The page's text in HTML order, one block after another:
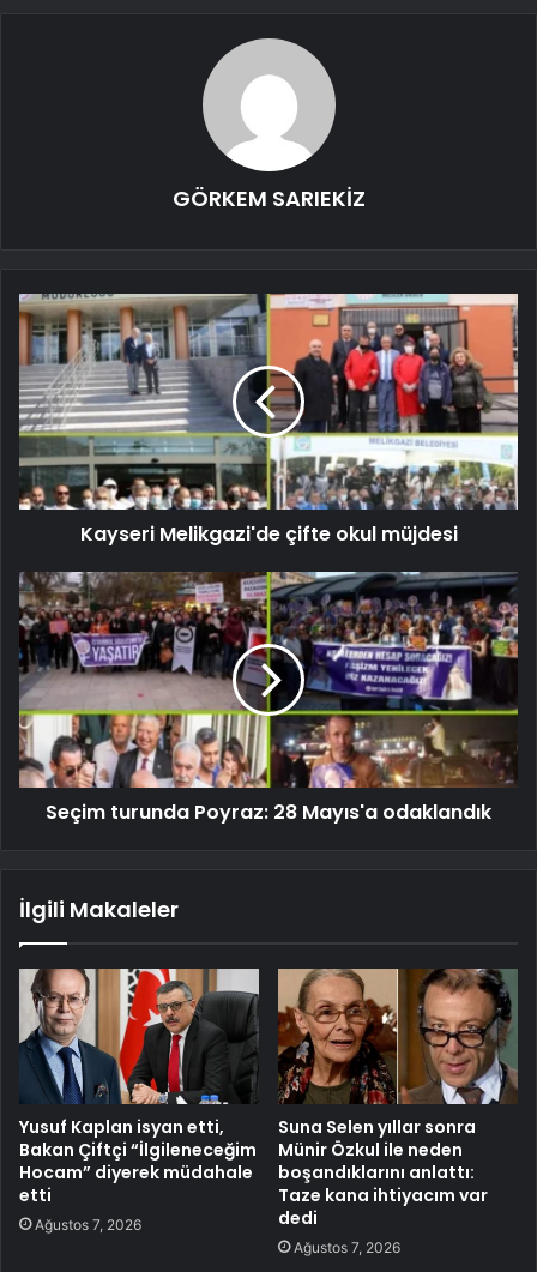
GÖRKEM SARIEKİZ
Kayseri Melikgazi'de çifte okul müjdesi
Seçim turunda Poyraz: 28 Mayıs'a odaklandık
İlgili Makaleler
Yusuf Kaplan isyan etti,
Bakan Çiftçi “İlgileneceğim
Hocam” diyerek müdahale
etti
Ağustos 7, 2026
Suna Selen yıllar sonra
Münir Özkul ile neden
boşandıklarını anlattı:
Taze kana ihtiyacım var
dedi
Ağustos 7, 2026